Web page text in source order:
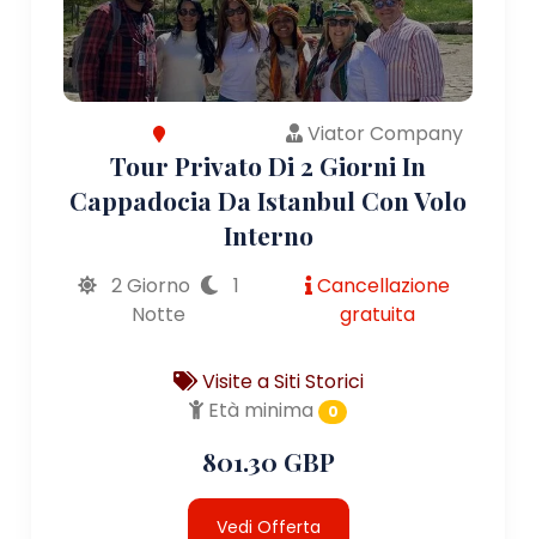
Viator Company
Tour Privato Di 2 Giorni In
Cappadocia Da Istanbul Con Volo
Interno
2 Giorno
1
Notte
Cancellazione
gratuita
Visite a Siti Storici
Età minima
0
801.30 GBP
Vedi Offerta